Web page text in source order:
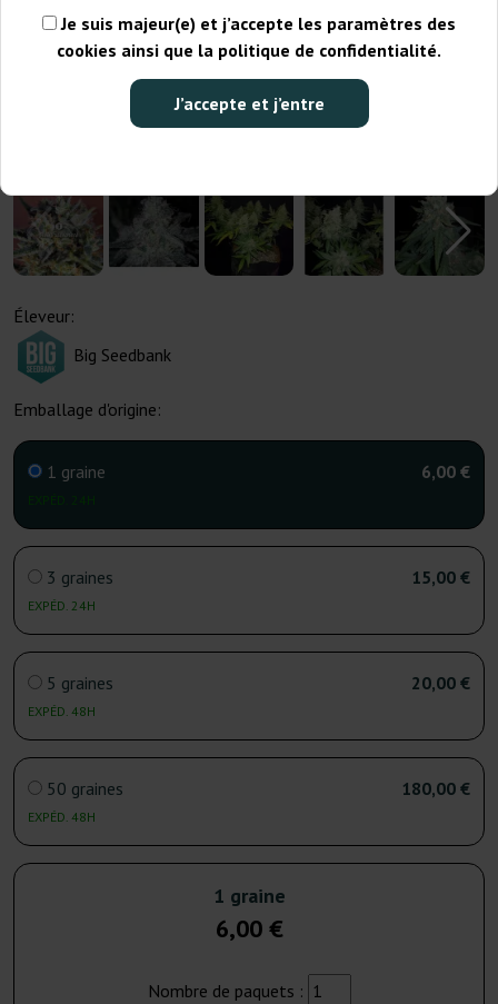
Je suis majeur(e) et j’accepte les paramètres des
cookies ainsi que la politique de confidentialité.
J’accepte et j’entre
Éleveur:
Big Seedbank
Emballage d'origine:
1 graine 6,00 €
3 graines
EXPÉD. 24H
15,00 €
5 graines
EXPÉD. 48H
20,00 €
50 graines
EXPÉD. 48H
180,00 €
1 graine
6,00 €
Nombre de paquets :